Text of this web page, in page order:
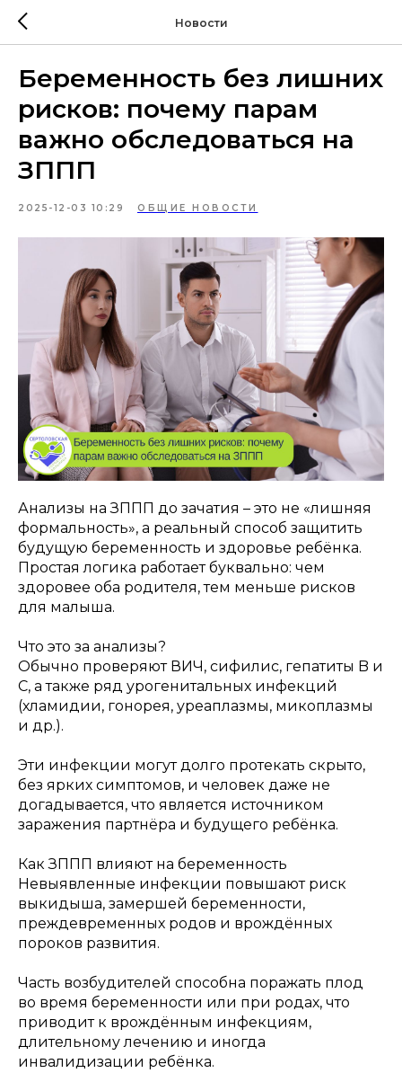
Новости
Беременность без лишних
рисков: почему парам
важно обследоваться на
ЗППП
2025-12-03 10:29 ОБЩИЕ НОВОСТИ
Анализы на ЗППП до зачатия – это не «лишняя
формальность», а реальный способ защитить
будущую беременность и здоровье ребёнка.
Простая логика работает буквально: чем
здоровее оба родителя, тем меньше рисков
для малыша.
Что это за анализы?
Обычно проверяют ВИЧ, сифилис, гепатиты B и
C, а также ряд урогенитальных инфекций
(хламидии, гонорея, уреаплазмы, микоплазмы
и др.).
Эти инфекции могут долго протекать скрыто,
без ярких симптомов, и человек даже не
догадывается, что является источником
заражения партнёра и будущего ребёнка.
Как ЗППП влияют на беременность
Невыявленные инфекции повышают риск
выкидыша, замершей беременности,
преждевременных родов и врождённых
пороков развития.
Часть возбудителей способна поражать плод
во время беременности или при родах, что
приводит к врождённым инфекциям,
длительному лечению и иногда
инвалидизации ребёнка.